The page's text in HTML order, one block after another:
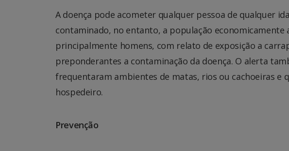
A doença pode acometer qualquer pessoa de qualquer
contaminado, no entanto, a população economicamente
principalmente homens, com relato de exposição a
preponderantes a contaminação da doença. O alerta
frequentaram ambientes de matas, rios ou cachoeiras e
hospedeiro.
Prevenção